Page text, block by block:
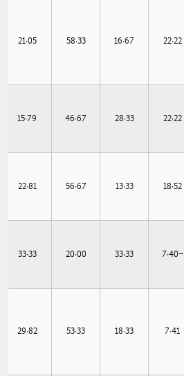
22.22
16.67
58.33
21.05
22.22
28.33
46.67
15.79
18.52
13.33
56.67
22.81
-7.40
33.33
20.00
33.33
7.41
18.33
53.33
29.82